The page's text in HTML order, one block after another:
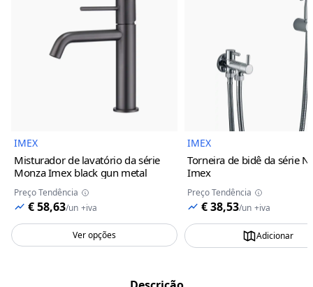
IMEX
Misturador de lavatório da série
Monza Imex black gun metal
Preço Tendência
€ 58,63/un +iva
Ver opções
IMEX
Torneira de bidê da série
Imex
Preço Tendência
€ 38,53/un +iva
Adicionar